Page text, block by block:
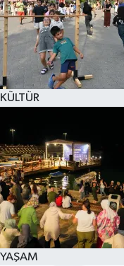
KÜLTÜR
YAŞAM
SPOR
KÜLTÜR SANAT
FRAGMANLAR